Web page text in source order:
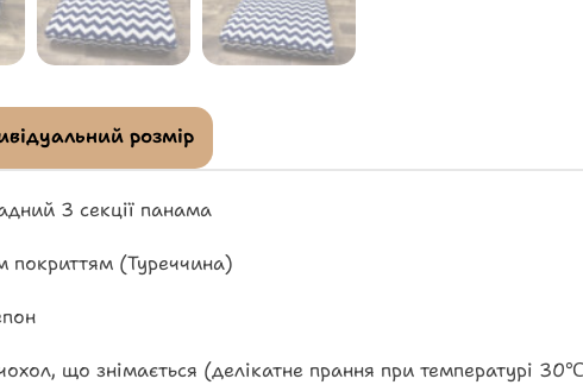
розмір
3 секції панама
покриттям (Туреччина)
що знімається (делікатне прання при температурі